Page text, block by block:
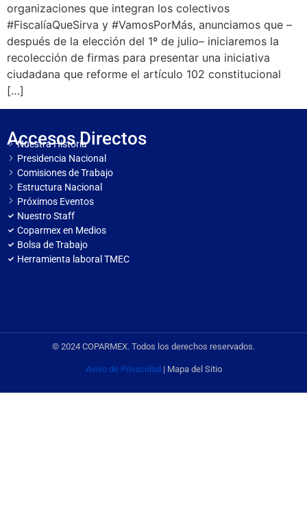
organizaciones que integran los colectivos
#FiscalíaQueSirva y #VamosPorMás, anunciamos que –
después de la elección del 1º de julio– iniciaremos la
recolección de firmas para presentar una iniciativa
ciudadana que reforme el artículo 102 constitucional
[…]
Accesos Directos
Nuestra Historia
Presidencia Nacional
Comisiones de Trabajo
Estructura Nacional
Próximos Eventos
Nuestro Staff
Coparmex en Medios
Bolsa de Trabajo
Herramienta laboral TMEC
© 2024 COPARMEX. Todos los derechos reservados.
Aviso de Privacidad | Mapa del Sitio